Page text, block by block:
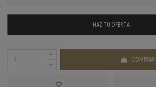
HAZ TU OFERTA
COMPRAR